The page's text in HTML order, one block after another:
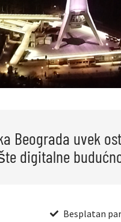
Beograda uvek
digitalne
Besplatan